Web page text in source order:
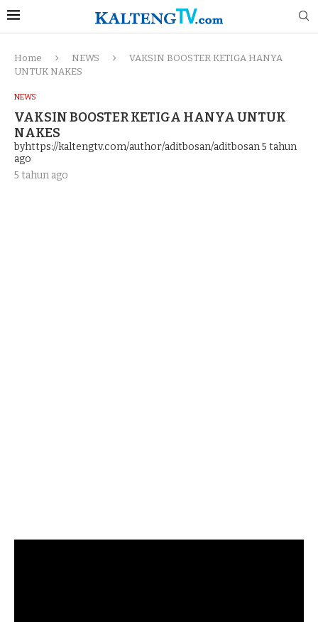
Home NEWS
VAKSIN BOOSTER KETIGA HANYA
UNTUK NAKES
NEWS
VAKSIN BOOSTER KETIGA HANYA UNTUK
NAKES
byhttps://kaltengtv.com/author/aditbosan/aditbosan5 tahun
ago
5 tahun ago